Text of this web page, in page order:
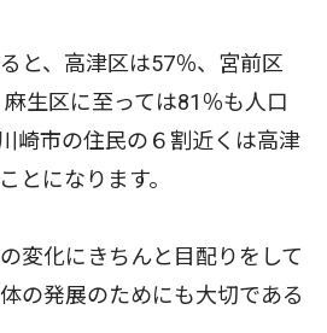
と、高津区は57％、宮前区
生区に至っては81％も人口
崎市の住民の６割近くは高津
とになります。
変化にきちんと目配りをして
の発展のためにも大切である